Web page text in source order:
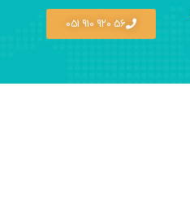
56 920 910 051